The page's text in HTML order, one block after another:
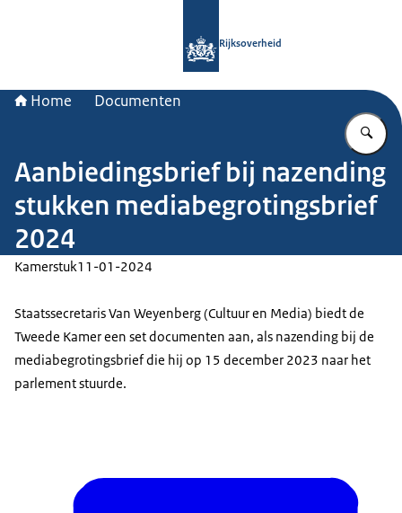
Rijksoverheid
Home Documenten
Aanbiedingsbrief bij nazending
stukken mediabegrotingsbrief
2024
Kamerstuk11-01-2024
Staatssecretaris Van Weyenberg (Cultuur en Media) biedt de
Tweede Kamer een set documenten aan, als nazending bij de
mediabegrotingsbrief die hij op 15 december 2023 naar het
parlement stuurde.